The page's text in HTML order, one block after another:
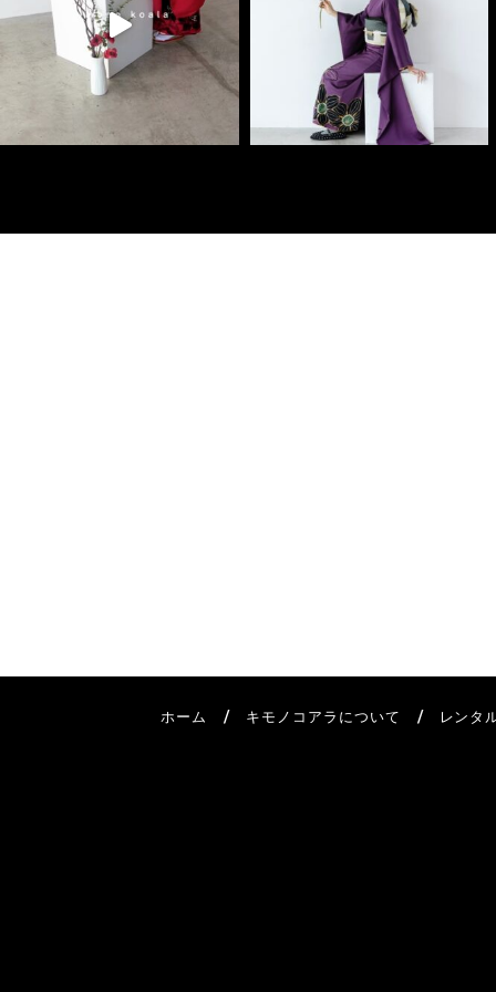
ホーム / キモノコアラについて / レンタ